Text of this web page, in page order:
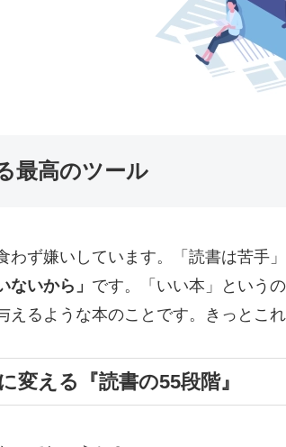
最高のツール
わず嫌いしています。「読書は苦手
ないから」 です。「いい本」という
るような本のことです。きっとこ
変える『読書の55段階』